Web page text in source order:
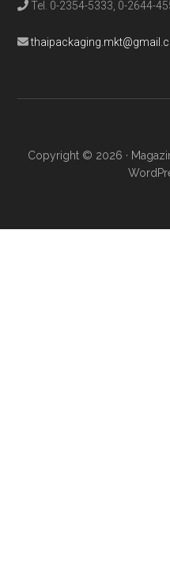
Tel. 0-2354-5333, 0-2644-
Copyright © 2026 ·